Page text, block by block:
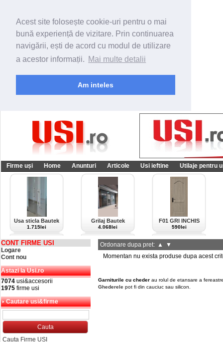
Acest site folosește cookie-uri pentru o mai
bună experiență de vizitare. Prin continuarea
navigării, ești de acord cu modul de utilizare
a acestor informații. Mai multe detalii
Am inteles
Firme uși Home Anunturi Articole Usi ieftine Utilaje pentru
Usa sticla Bautek
1.715lei
Grilaj Bautek
4.068lei
F01 GRI INCHIS
590lei
CONT FIRME USI
Logare
Cont nou
Astazi la Usi.ro
7074 usi&accesorii
1975 firme usi
Cautare usi&firme
Cauta Firme USI
Ordonare dupa pret: ▲
▼
Momentan nu exista produse dupa acest
Garniturile cu cheder au rolul de etansare a
Ghederele pot fi din cauciuc sau silicon.